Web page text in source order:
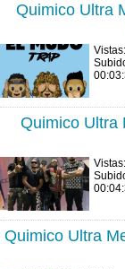
Quimico Ultra
Quimico Ultra
Quimico Ultra